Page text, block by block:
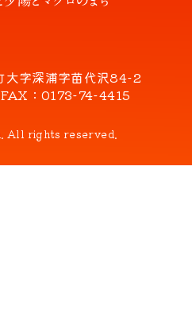
大字深浦字苗代沢84-2
FAX 0173-74-4415
All rights reserved.